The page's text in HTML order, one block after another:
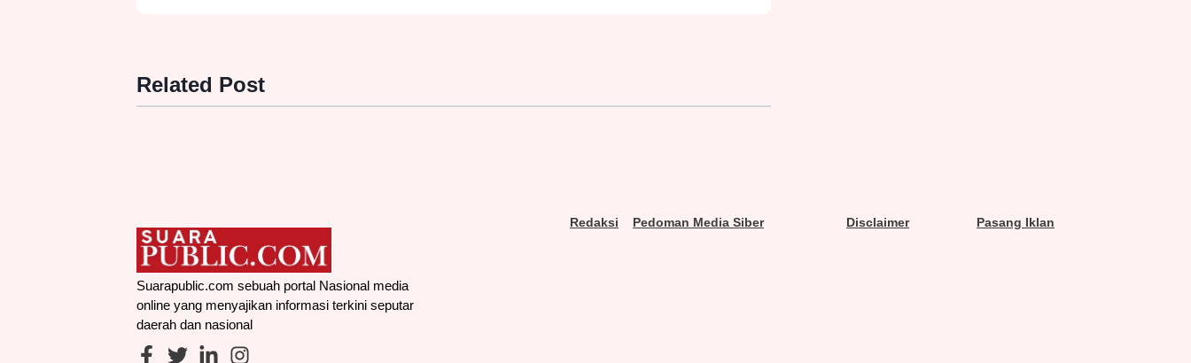
Related Post
Suarapublic.com sebuah portal Nasional media
online yang menyajikan informasi terkini seputar
daerah dan nasional
Redaksi Pedoman Media Siber Disclaimer Pasang Iklan